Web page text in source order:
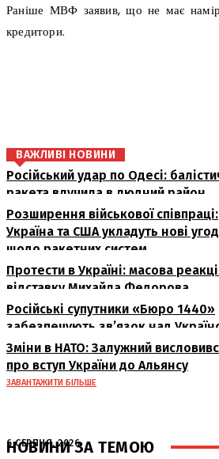
Раніше МВФ заявив, що не має
кредитори.
ВАЖЛИВІ НОВИНИ
Російський удар по Одесі:
ракета влучила в людний район
Розширення військової співпраці:
Україна та США укладуть нові
щодо ракетних систем
Протести в Україні: масова
відставку Михайла Федорова
Російські супутники «Бюро 1440»
забезпечують зв’язок над
Зміни в НАТО: Залужний
про вступ України до Альянсу
ЗАВАНТАЖИТИ БІЛЬШЕ
НОВИНИ ЗА ТЕМОЮ
6 СЕРПНЯ, 2026